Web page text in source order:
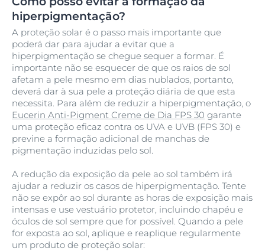
hiperpigmentação?
A proteção solar é o passo mais importante que
poderá dar para ajudar a evitar que a
hiperpigmentação se chegue sequer a formar. É
importante não se esquecer de que os raios de sol
afetam a pele mesmo em dias nublados, portanto,
deverá dar à sua pele a proteção diária de que esta
necessita. Para além de reduzir a hiperpigmentação, o
Eucerin Anti-Pigment Creme de Dia FPS 30 garante
uma proteção eficaz contra os UVA e UVB (FPS 30) e
previne a formação adicional de manchas de
pigmentação induzidas pelo sol.
A redução da exposição da pele ao sol também irá
ajudar a reduzir os casos de hiperpigmentação. Tente
não se expôr ao sol durante as horas de exposição mais
intensas e use vestuário protetor, incluindo chapéu e
óculos de sol sempre que for possível. Quando a pele
for exposta ao sol, aplique e reaplique regularmente
um produto de proteção solar: